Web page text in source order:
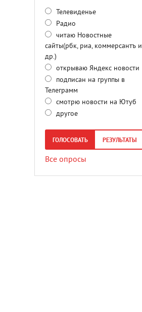
Телевиденье
Радио
читаю Новостные
сайты(рбк, риа, коммерсантъ и
др.)
открываю Яндекс новости
подписан на группы в
Телеграмм
смотрю новости на Ютуб
другое
ГОЛОСОВАТЬ РЕЗУЛЬТАТЫ
Все опросы